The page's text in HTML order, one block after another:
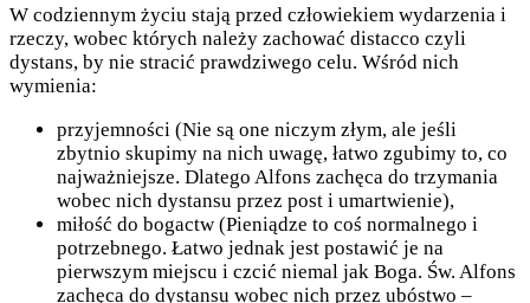
W codziennym życiu stają przed człowiekiem wydarzenia i
rzeczy, wobec których należy zachować distacco czyli
dystans, by nie stracić prawdziwego celu. Wśród nich
wymienia:
przyjemności (Nie są one niczym złym, ale jeśli
zbytnio skupimy na nich uwagę, łatwo zgubimy to, co
najważniejsze. Dlatego Alfons zachęca do trzymania
wobec nich dystansu przez post i umartwienie),
miłość do bogactw (Pieniądze to coś normalnego i
potrzebnego. Łatwo jednak jest postawić je na
pierwszym miejscu i czcić niemal jak Boga. Św. Alfons
zachęca do dystansu wobec nich przez ubóstwo –